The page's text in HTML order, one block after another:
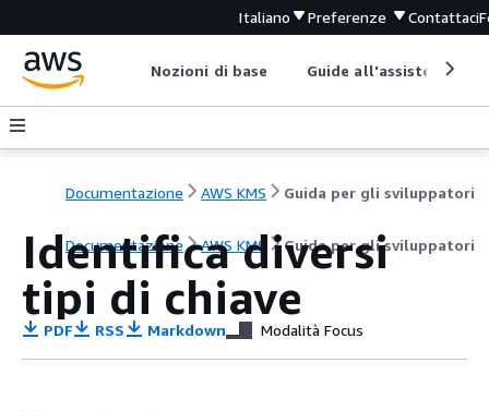
Italiano Preferenze Contattaci
Nozioni di base Guide all'assistenza
Documentazione AWS KMS Guida per gli sviluppatori
Documentazione AWS KMS Guida per gli sviluppatori
Identifica diversi
tipi di chiave
PDF RSS Markdown Modalità Focus